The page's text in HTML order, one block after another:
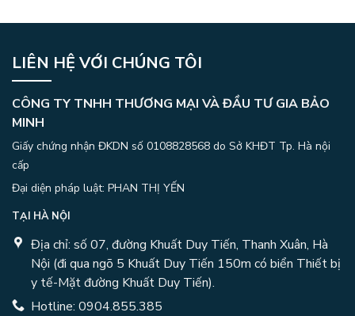
LIÊN HỆ VỚI CHÚNG TÔI
CÔNG TY TNHH THƯƠNG MẠI VÀ ĐẦU TƯ GIA BẢO
MINH
Giấy chứng nhận ĐKDN số 0108828568 do Sở KHĐT Tp. Hà nội
cấp
Đại diện pháp luật: PHAN THỊ YẾN
TẠI HÀ NỘI
Địa chỉ: số 07, đường Khuất Duy Tiến, Thanh Xuân, Hà
Nội (đi qua ngõ 5 Khuất Duy Tiến 150m có biển Thiết bị
y tế-Mặt đường Khuất Duy Tiến).
Hotline: 0904.855.385